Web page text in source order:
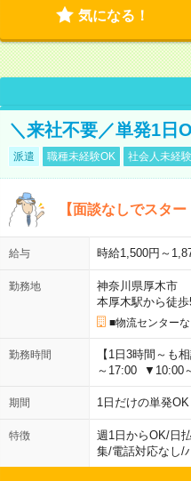
気になる！
＼来社不要／単発1日
派遣 職種未経験OK 社会人未経
【面談なしでスタ
給与 時給1,500円～
勤務地
神奈川県厚木市
本厚木駅から徒歩
■物流センター
勤務時間
【1日3時間～も
～17:00 ▼10:00
期間 1日だけの単発
特徴 週1日からOK/日
集/電話対応なし/